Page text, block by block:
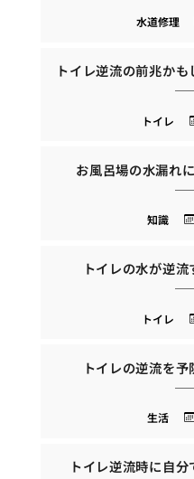
水道修理
トイレ逆流の前兆か
トイレ
お風呂場の水漏れ
知識
トイレの水が逆
トイレ
トイレの逆流を
生活
トイレ逆流時に自